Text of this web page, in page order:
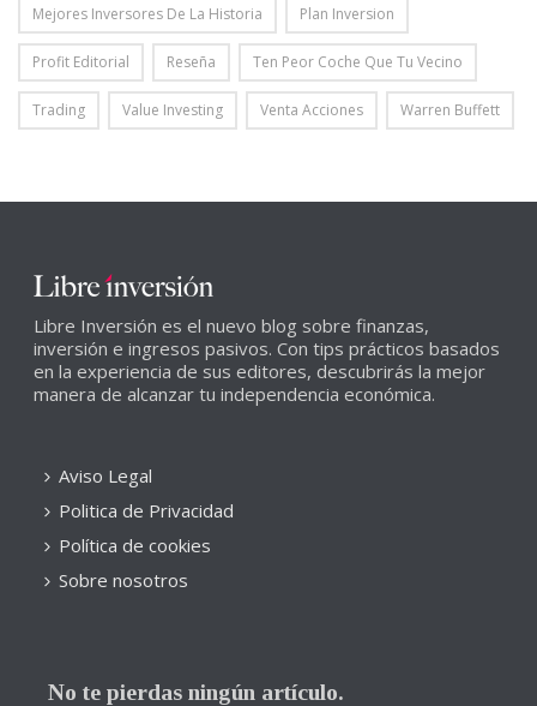
Mejores Inversores De La Historia Plan Inversion
Profit Editorial Reseña Ten Peor Coche Que Tu Vecino
Trading Value Investing Venta Acciones Warren Buffett
Libre Inversión es el nuevo blog sobre finanzas,
inversión e ingresos pasivos. Con tips prácticos basados
en la experiencia de sus editores, descubrirás la mejor
manera de alcanzar tu independencia económica.
Aviso Legal
Politica de Privacidad
Política de cookies
Sobre nosotros
No te pierdas ningún artículo.